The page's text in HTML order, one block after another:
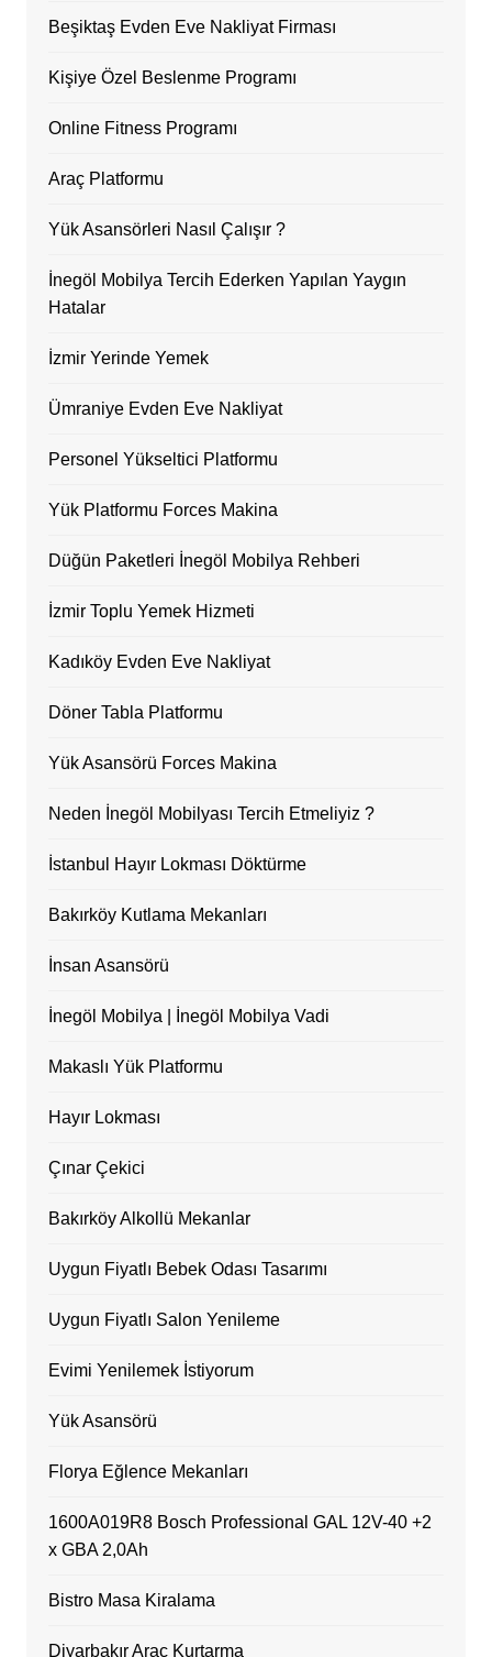
Beşiktaş Evden Eve Nakliyat Firması
Kişiye Özel Beslenme Programı
Online Fitness Programı
Araç Platformu
Yük Asansörleri Nasıl Çalışır ?
İnegöl Mobilya Tercih Ederken Yapılan Yaygın
Hatalar
İzmir Yerinde Yemek
Ümraniye Evden Eve Nakliyat
Personel Yükseltici Platformu
Yük Platformu Forces Makina
Düğün Paketleri İnegöl Mobilya Rehberi
İzmir Toplu Yemek Hizmeti
Kadıköy Evden Eve Nakliyat
Döner Tabla Platformu
Yük Asansörü Forces Makina
Neden İnegöl Mobilyası Tercih Etmeliyiz ?
İstanbul Hayır Lokması Döktürme
Bakırköy Kutlama Mekanları
İnsan Asansörü
İnegöl Mobilya | İnegöl Mobilya Vadi
Makaslı Yük Platformu
Hayır Lokması
Çınar Çekici
Bakırköy Alkollü Mekanlar
Uygun Fiyatlı Bebek Odası Tasarımı
Uygun Fiyatlı Salon Yenileme
Evimi Yenilemek İstiyorum
Yük Asansörü
Florya Eğlence Mekanları
1600A019R8 Bosch Professional GAL 12V-40 +2
x GBA 2,0Ah
Bistro Masa Kiralama
Diyarbakır Araç Kurtarma